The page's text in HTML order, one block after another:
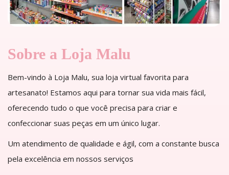
Sobre a Loja Malu
Bem-vindo à Loja Malu, sua loja virtual favorita para
artesanato! Estamos aqui para tornar sua vida mais fácil,
oferecendo tudo o que você precisa para criar e
confeccionar suas peças em um único lugar.
Um atendimento de qualidade e ágil, com a constante busca
pela excelência em nossos serviços